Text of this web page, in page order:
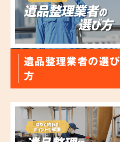
遺品整理業者の選び
方